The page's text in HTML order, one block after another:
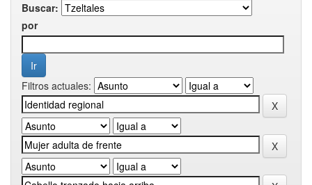
Buscar:
por
Filtros actuales: